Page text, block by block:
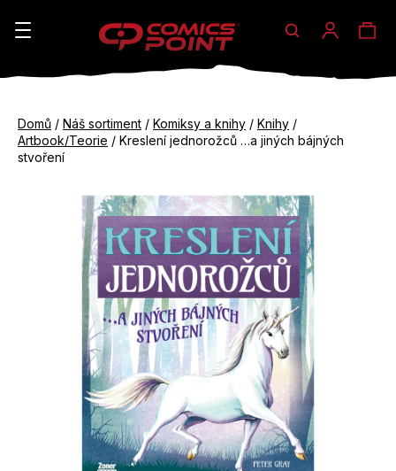
Hledat
Domů / Náš sortiment / Komiksy a knihy / Knihy /
Artbook/Teorie / Kreslení jednorožců …a jiných bájných
stvoření
K
do
obchodu
do
obchodu